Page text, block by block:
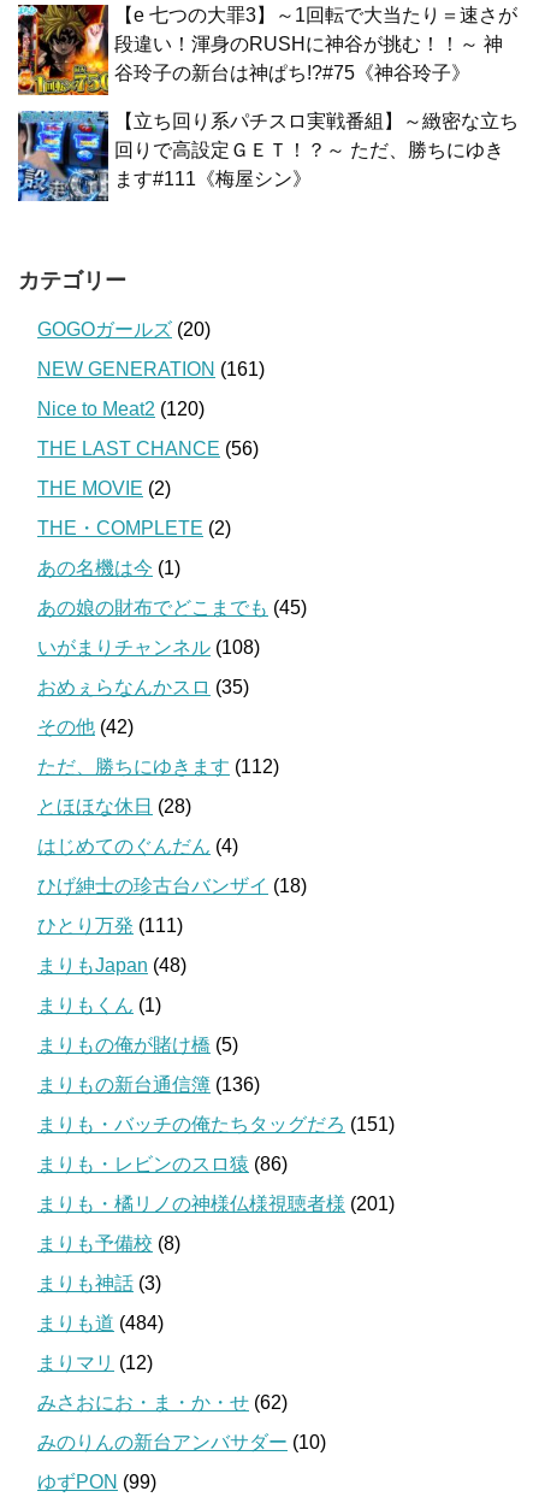
【e 七つの大罪3】～1回転で大当たり＝速さが
段違い！渾身のRUSHに神谷が挑む！！～ 神
谷玲子の新台は神ぱち!?#75《神谷玲子》
【立ち回り系パチスロ実戦番組】～緻密な立ち
回りで高設定ＧＥＴ！？～ ただ、勝ちにゆき
ます#111《梅屋シン》
カテゴリー
GOGOガールズ (20)
NEW GENERATION (161)
Nice to Meat2 (120)
THE LAST CHANCE (56)
THE MOVIE (2)
THE・COMPLETE (2)
あの名機は今 (1)
あの娘の財布でどこまでも (45)
いがまりチャンネル (108)
おめぇらなんかスロ (35)
その他 (42)
ただ、勝ちにゆきます (112)
とほほな休日 (28)
はじめてのぐんだん (4)
ひげ紳士の珍古台バンザイ (18)
ひとり万発 (111)
まりもJapan (48)
まりもくん (1)
まりもの俺が賭け橋 (5)
まりもの新台通信簿 (136)
まりも・バッチの俺たちタッグだろ (151)
まりも・レビンのスロ猿 (86)
まりも・橘リノの神様仏様視聴者様 (201)
まりも予備校 (8)
まりも神話 (3)
まりも道 (484)
まりマリ (12)
みさおにお・ま・か・せ (62)
みのりんの新台アンバサダー (10)
ゆずPON (99)